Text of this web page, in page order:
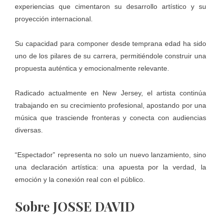
experiencias que cimentaron su desarrollo artístico y su
proyección internacional.
Su capacidad para componer desde temprana edad ha sido
uno de los pilares de su carrera, permitiéndole construir una
propuesta auténtica y emocionalmente relevante.
Radicado actualmente en New Jersey, el artista continúa
trabajando en su crecimiento profesional, apostando por una
música que trasciende fronteras y conecta con audiencias
diversas.
“Espectador” representa no solo un nuevo lanzamiento, sino
una declaración artística: una apuesta por la verdad, la
emoción y la conexión real con el público.
Sobre JOSSE DAVID